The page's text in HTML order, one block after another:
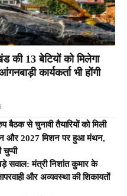
की 13 बेटियों को मिलेगा
कार्यकर्ता भी होंगी
बैठक से चुनावी तैयारियों को मिली
और 2027 मिशन पर हुआ मंथन,
सवाल: मंत्री निशांत कुमार के
और अव्यवस्था की शिकायतों